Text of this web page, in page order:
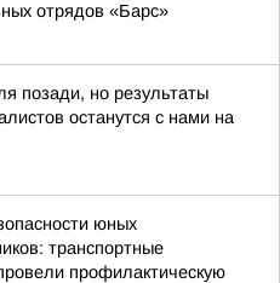
отрядов «Барс»
позади, но результаты
останутся с нами на
юных
транспортные
профилактическую